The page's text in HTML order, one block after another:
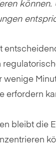
können.
wenige
erfordern
bleibt die